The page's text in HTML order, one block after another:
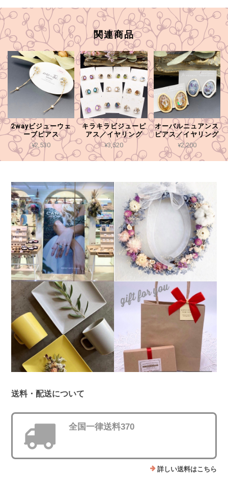
関連商品
2wayビジューウェ
ーブピアス
¥2,530
キラキラビジューピ
アス／イヤリング
¥3,520
オーバルニュアンス
ピアス／イヤリング
¥2,200
送料・配送について
全国一律送料370
詳しい送料はこちら